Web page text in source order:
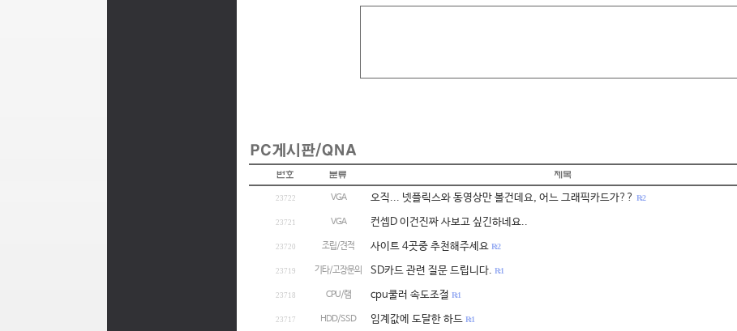
23722 VGA 오직... 넷플릭스와 동영상만 볼건데요, 어느 그래픽카드가?? R: 2
23721 VGA 컨셉D 이건진짜 사보고 싶긴하네요..
23720 조립/견적 사이트 4곳중 추천해주세요 R: 2
23719 기타/고장문의 SD카드 관련 질문 드립니다. R: 1
23718 CPU/램 cpu쿨러 속도조절 R: 1
23717 HDD/SSD 임계값에 도달한 하드 R: 1